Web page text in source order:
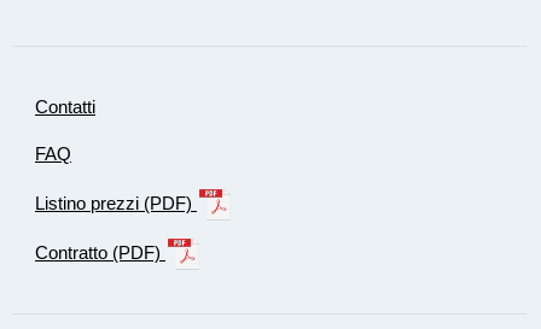
Contatti
FAQ
Listino prezzi (PDF)
Contratto (PDF)